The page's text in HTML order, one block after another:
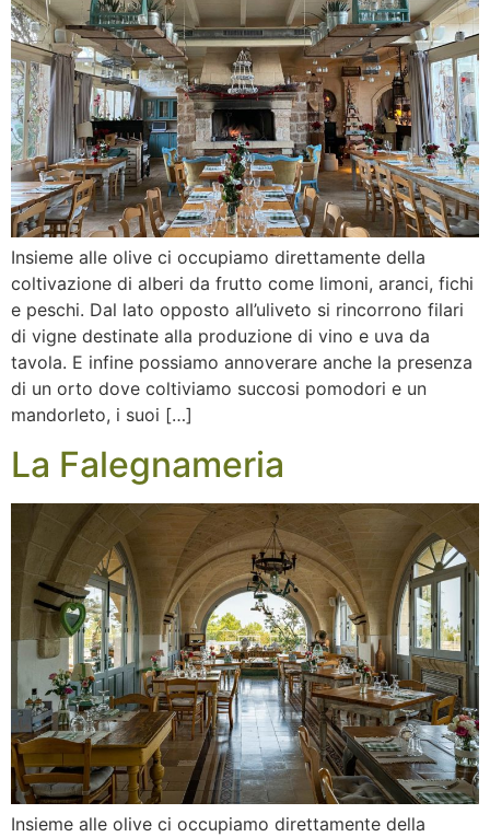
Insieme alle olive ci occupiamo direttamente della
coltivazione di alberi da frutto come limoni, aranci, fichi
e peschi. Dal lato opposto all’uliveto si rincorrono filari
di vigne destinate alla produzione di vino e uva da
tavola. E infine possiamo annoverare anche la presenza
di un orto dove coltiviamo succosi pomodori e un
mandorleto, i suoi […]
La Falegnameria
Insieme alle olive ci occupiamo direttamente della